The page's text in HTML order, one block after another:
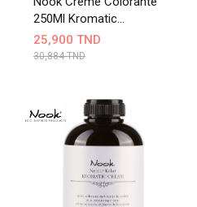
250Ml Kromatic
Chocolate
25,900 TND
30,884 TND